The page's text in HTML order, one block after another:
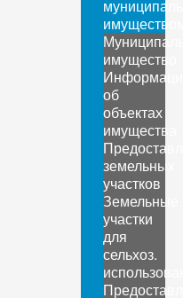
имущество
об
объектах
имущества
земельных
участков
Земельные
участки
для
сельхоз.